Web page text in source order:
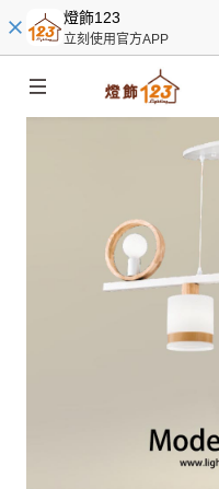
燈飾123
立刻使用官方APP